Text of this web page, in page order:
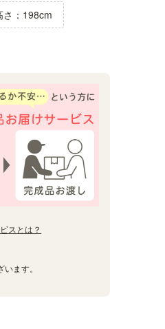
さ：198cm
スとは？